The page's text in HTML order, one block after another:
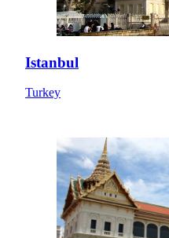
Istanbul
Turkey